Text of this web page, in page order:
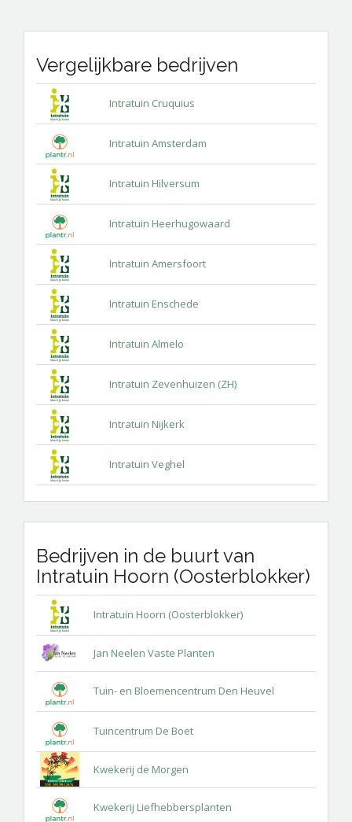
Vergelijkbare bedrijven
Intratuin Cruquius
Intratuin Amsterdam
Intratuin Hilversum
Intratuin Heerhugowaard
Intratuin Amersfoort
Intratuin Enschede
Intratuin Almelo
Intratuin Zevenhuizen (ZH)
Intratuin Nijkerk
Intratuin Veghel
Bedrijven in de buurt van
Intratuin Hoorn (Oosterblokker)
Intratuin Hoorn (Oosterblokker)
Jan Neelen Vaste Planten
Tuin- en Bloemencentrum Den Heuvel
Tuincentrum De Boet
Kwekerij de Morgen
Kwekerij Liefhebbersplanten